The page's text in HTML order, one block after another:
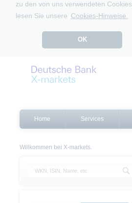
zu den von uns verwendeten Cookies
lesen Sie unsere Cookies-Hinweise.
OK
Home Services
Willkommen bei X-markets.